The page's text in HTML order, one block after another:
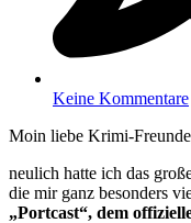
Keine Kommentare
Moin liebe Krimi-
neulich hatte ich das
die mir ganz besonders
„Portcast“, dem